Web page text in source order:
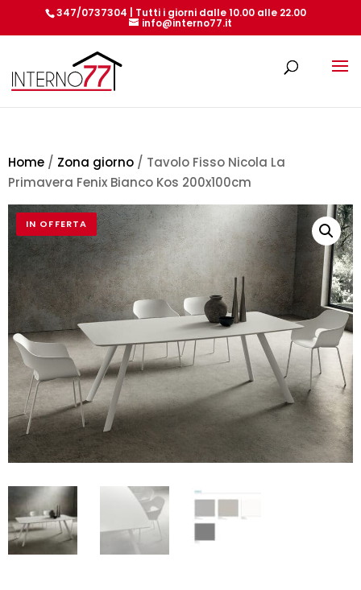
347/0737304 | Tutti i giorni dalle 10.00 alle 22.00
info@interno77.it
Home / Zona giorno / Tavolo Fisso Nicola La
Primavera Fenix Bianco Kos 200x100cm
IN OFFERTA